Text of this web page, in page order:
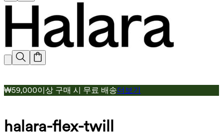
₩59,000이상 구매 시 무료 배송더보기
halara-flex-twill